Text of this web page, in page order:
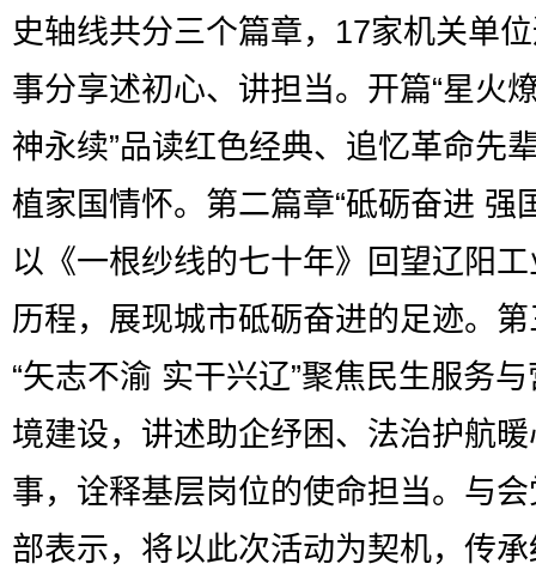
史轴线共分三个篇章，17家机关单
事分享述初心、讲担当。开篇“星火
神永续”品读红色经典、追忆革命先
植家国情怀。第二篇章“砥砺奋进 强
以《一根纱线的七十年》回望辽阳
历程，展现城市砥砺奋进的足迹。
“矢志不渝 实干兴辽”聚焦民生服务
境建设，讲述助企纾困、法治护航
事，诠释基层岗位的使命担当。与
部表示，将以此次活动为契机，传